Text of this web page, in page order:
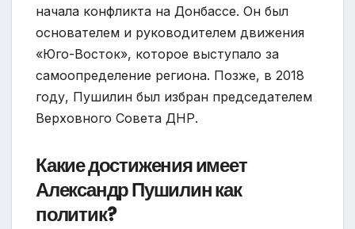
начала конфликта на Донбассе. Он был
основателем и руководителем движения
«Юго-Восток», которое выступало за
самоопределение региона. Позже, в 2018
году, Пушилин был избран председателем
Верховного Совета ДНР.
Какие достижения имеет
Александр Пушилин как
политик?